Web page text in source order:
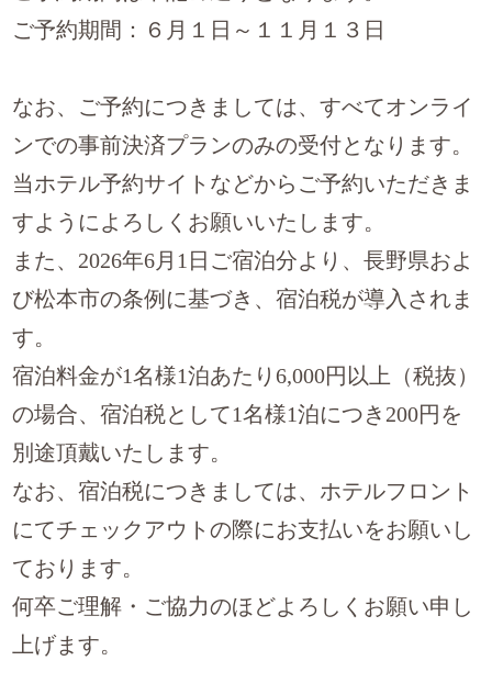
ご予約期間：６月１日～１１月１３日
なお、ご予約につきましては、すべてオンライ
ンでの事前決済プランのみの受付となります。
当ホテル予約サイトなどからご予約いただきま
すようによろしくお願いいたします。
また、2026年6月1日ご宿泊分より、長野県およ
び松本市の条例に基づき、宿泊税が導入されま
す。
宿泊料金が1名様1泊あたり6,000円以上（税抜）
の場合、宿泊税として1名様1泊につき200円を
別途頂戴いたします。
なお、宿泊税につきましては、ホテルフロント
にてチェックアウトの際にお支払いをお願いし
ております。
何卒ご理解・ご協力のほどよろしくお願い申し
上げます。